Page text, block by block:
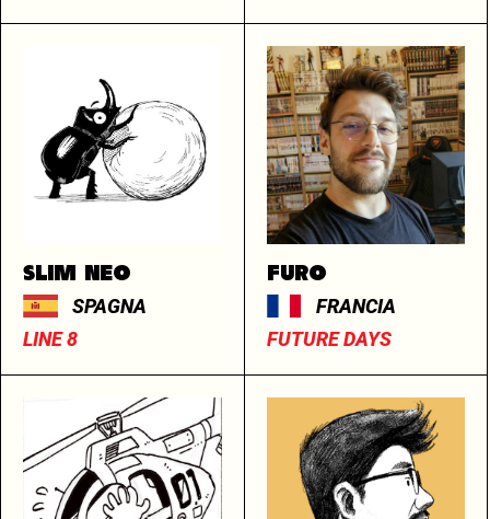
SLIM NEO
SPAGNA
LINE 8
FURO
FRANCIA
FUTURE DAYS